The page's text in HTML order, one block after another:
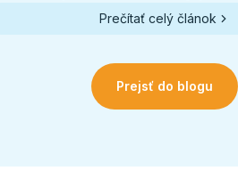
Prečítať celý článok
Prejsť do blogu